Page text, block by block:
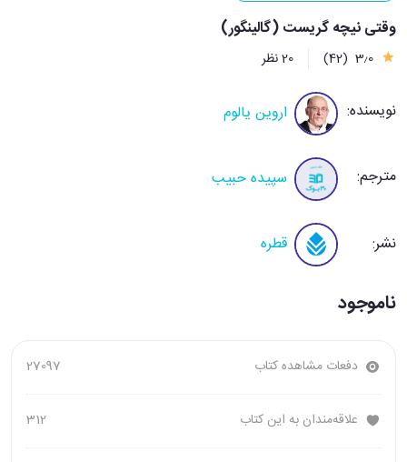
وقتی نیچه گریست (گالینگور)
3٫0 (42) 20 نظر
نویسنده: اروین یالوم
مترجم: سپیده حبیب
نشر: قطره
ناموجود
دفعات مشاهده کتاب 27097
علاقه‌مندان به این کتاب 312